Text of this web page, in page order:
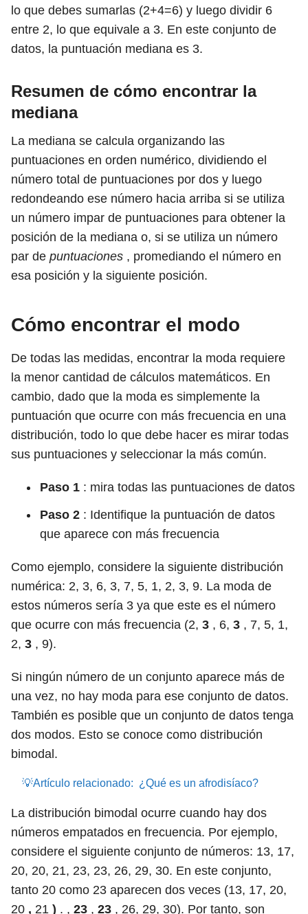
lo que debes sumarlas (2+4=6) y luego dividir 6
entre 2, lo que equivale a 3. En este conjunto de
datos, la puntuación mediana es 3.
Resumen de cómo encontrar la
mediana
La mediana se calcula organizando las
puntuaciones en orden numérico, dividiendo el
número total de puntuaciones por dos y luego
redondeando ese número hacia arriba si se utiliza
un número impar de puntuaciones para obtener la
posición de la mediana o, si se utiliza un número
par de puntuaciones , promediando el número en
esa posición y la siguiente posición.
Cómo encontrar el modo
De todas las medidas, encontrar la moda requiere
la menor cantidad de cálculos matemáticos. En
cambio, dado que la moda es simplemente la
puntuación que ocurre con más frecuencia en una
distribución, todo lo que debe hacer es mirar todas
sus puntuaciones y seleccionar la más común.
Paso 1 : mira todas las puntuaciones de datos
Paso 2 : Identifique la puntuación de datos
que aparece con más frecuencia
Como ejemplo, considere la siguiente distribución
numérica: 2, 3, 6, 3, 7, 5, 1, 2, 3, 9. La moda de
estos números sería 3 ya que este es el número
que ocurre con más frecuencia (2, 3 , 6, 3 , 7, 5, 1,
2, 3 , 9).
Si ningún número de un conjunto aparece más de
una vez, no hay moda para ese conjunto de datos.
También es posible que un conjunto de datos tenga
dos modos. Esto se conoce como distribución
bimodal.
💡Artículo relacionado: ¿Qué es un afrodisíaco?
La distribución bimodal ocurre cuando hay dos
números empatados en frecuencia. Por ejemplo,
considere el siguiente conjunto de números: 13, 17,
20, 20, 21, 23, 23, 26, 29, 30. En este conjunto,
tanto 20 como 23 aparecen dos veces (13, 17, 20,
20 , 21 ) . , 23 , 23 , 26, 29, 30). Por tanto, son